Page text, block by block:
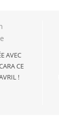
AVEC
CE
!